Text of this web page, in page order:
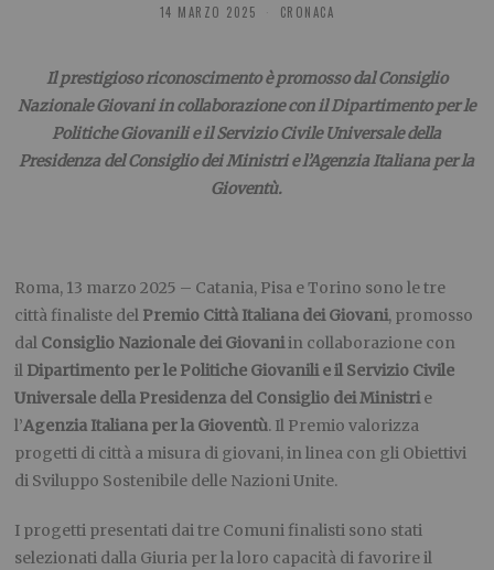
14 MARZO 2025 CRONACA
Il prestigioso riconoscimento è promosso dal Consiglio
Nazionale Giovani in collaborazione con il Dipartimento per le
Politiche Giovanili e il Servizio Civile Universale della
Presidenza del Consiglio dei Ministri e l’Agenzia Italiana per la
Gioventù.
Roma, 13 marzo 2025 – Catania, Pisa e Torino sono le tre
città finaliste del Premio Città Italiana dei Giovani, promosso
dal Consiglio Nazionale dei Giovaniin collaborazione con
il Dipartimento per le Politiche Giovanili e il Servizio Civile
Universale della Presidenza del Consiglio dei Ministrie
l’Agenzia Italiana per la Gioventù. Il Premio valorizza
progetti di città a misura di giovani, in linea con gli Obiettivi
di Sviluppo Sostenibile delle Nazioni Unite.
I progetti presentati dai tre Comuni finalisti sono stati
selezionati dalla Giuria per la loro capacità di favorire il